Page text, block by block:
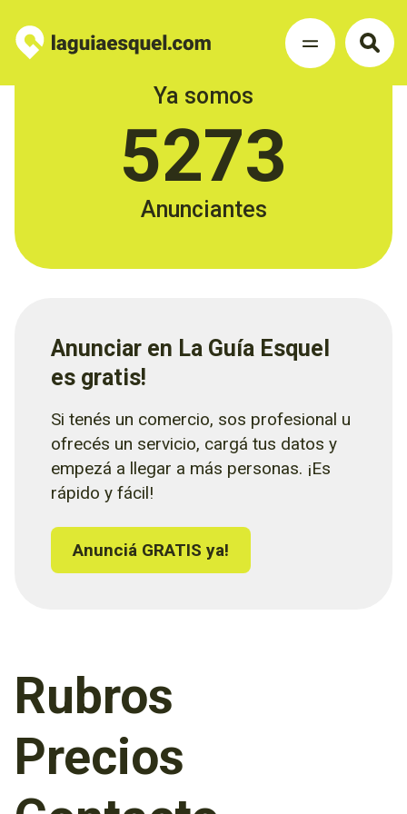
Ya somos
5273
Anunciantes
Anunciar en La Guía Esquel
es gratis!
Si tenés un comercio, sos profesional u
ofrecés un servicio, cargá tus datos y
empezá a llegar a más personas. ¡Es
rápido y fácil!
Anunciá GRATIS ya!
Rubros
Precios